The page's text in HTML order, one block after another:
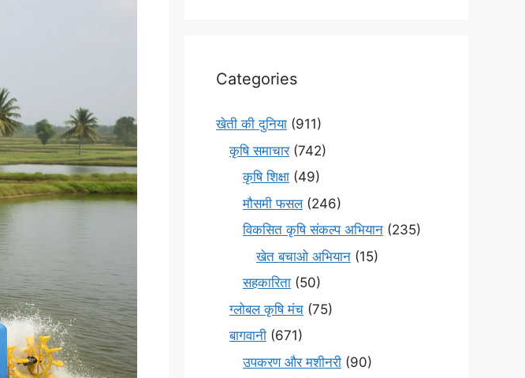
Categories
खेती की दुनिया (911)
कृषि समाचार(742)
कृषि शिक्षा (49)
मौसमी फसल(246)
विकसित कृषि संकल्प अभियान (235)
खेत बचाओ अभियान (15)
सहकारिता (50)
ग्लोबल कृषि मंच (75)
बागवानी (671)
उपकरण और मशीनरी (90)